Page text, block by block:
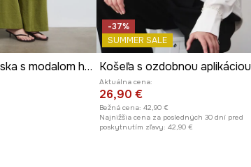
Košeľa dámska s modalom hladká
-37%
SUMMER SALE
Košeľa s ozdobnou aplikáciou
Aktuálna cena:
26,90 €
Bežná cena: 42,90 €
Najnižšia cena za posledných 30 dní pred
poskytnutím zľavy: 42,90 €